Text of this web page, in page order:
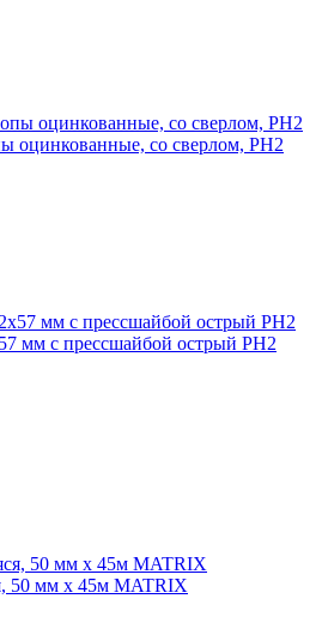
оцинкованные, со сверлом, РН2
мм с прессшайбой острый PH2
50 мм х 45м MATRIX